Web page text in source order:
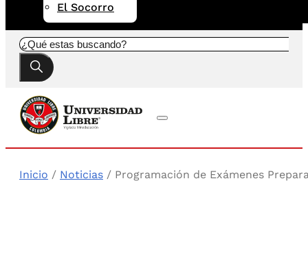
El Socorro
Buscar
Inicio / Noticias / Programación de Exámenes